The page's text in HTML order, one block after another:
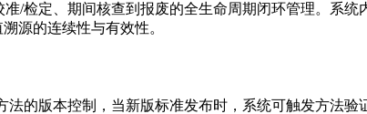
/检定、期间核查到报废的全生命周期闭环管理。系
源的连续性与有效性。
的版本控制，当新版标准发布时，系统可触发方法